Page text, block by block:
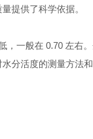
提供了科学依据。
，一般在 0.70 左右
分活度的测量方法